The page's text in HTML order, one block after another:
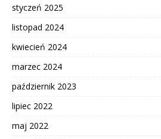
styczeń 2025
listopad 2024
kwiecień 2024
marzec 2024
październik 2023
lipiec 2022
maj 2022